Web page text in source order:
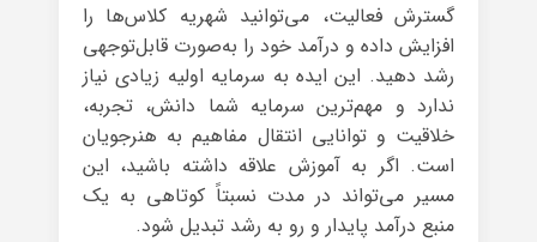
گسترش فعالیت، می‌توانید شهریه کلاس‌ها را
افزایش داده و درآمد خود را به‌صورت قابل‌توجهی
رشد دهید. این ایده به سرمایه اولیه زیادی نیاز
ندارد و مهم‌ترین سرمایه شما دانش، تجربه،
خلاقیت و توانایی انتقال مفاهیم به هنرجویان
است. اگر به آموزش علاقه داشته باشید، این
مسیر می‌تواند در مدت نسبتاً کوتاهی به یک
منبع درآمد پایدار و رو به رشد تبدیل شود.